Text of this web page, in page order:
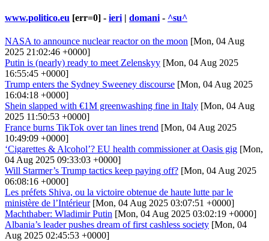
www.politico.eu [err=0] - ieri | domani - ^su^
NASA to announce nuclear reactor on the moon [Mon, 04 Aug
2025 21:02:46 +0000]
Putin is (nearly) ready to meet Zelenskyy [Mon, 04 Aug 2025
16:55:45 +0000]
Trump enters the Sydney Sweeney discourse [Mon, 04 Aug 2025
16:04:18 +0000]
Shein slapped with €1M greenwashing fine in Italy [Mon, 04 Aug
2025 11:50:53 +0000]
France burns TikTok over tan lines trend [Mon, 04 Aug 2025
10:49:09 +0000]
‘Cigarettes & Alcohol’? EU health commissioner at Oasis gig [Mon,
04 Aug 2025 09:33:03 +0000]
Will Starmer’s Trump tactics keep paying off? [Mon, 04 Aug 2025
06:08:16 +0000]
Les préfets Shiva, ou la victoire obtenue de haute lutte par le
ministère de l’Intérieur[Mon, 04 Aug 2025 03:07:51 +0000]
Machthaber: Wladimir Putin [Mon, 04 Aug 2025 03:02:19 +0000]
Albania’s leader pushes dream of first cashless society [Mon, 04
Aug 2025 02:45:53 +0000]